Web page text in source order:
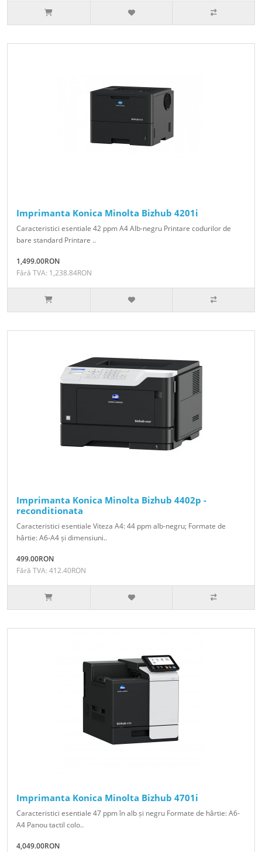
Imprimanta Konica Minolta Bizhub 4201i
Caracteristici esentiale 42 ppm A4 Alb-negru Printare codurilor de
bare standard Printare ..
1,499.00RON
Fără TVA: 1,238.84RON
Imprimanta Konica Minolta Bizhub 4402p -
reconditionata
Caracteristici esentiale Viteza A4: 44 ppm alb-negru; Formate de
hârtie: A6-A4 și dimensiuni..
499.00RON
Fără TVA: 412.40RON
Imprimanta Konica Minolta Bizhub 4701i
Caracteristici esentiale 47 ppm în alb și negru Formate de hârtie: A6-
A4 Panou tactil colo..
4,049.00RON